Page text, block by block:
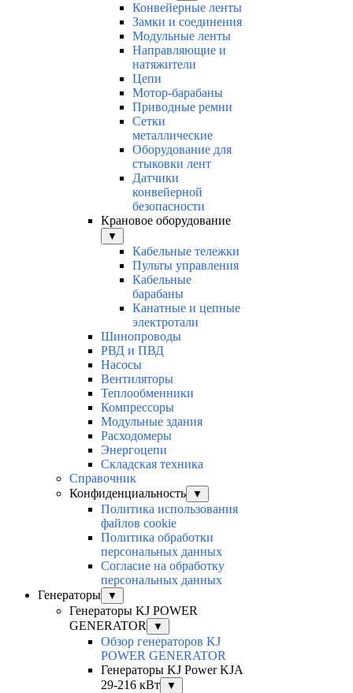
Конвейерные ленты
Замки и соединения
Модульные ленты
Направляющие и
натяжители
Цепи
Мотор-барабаны
Приводные ремни
Сетки
металлические
Оборудование для
стыковки лент
Датчики
конвейерной
безопасности
Крановое оборудование
▼
Кабельные тележки
Пульты управления
Кабельные
барабаны
Канатные и цепные
электротали
Шинопроводы
РВД и ПВД
Насосы
Вентиляторы
Теплообменники
Компрессоры
Модульные здания
Расходомеры
Энергоцепи
Складская техника
Справочник
Конфиденциальность
▼
Политика использования
файлов cookie
Политика обработки
персональных данных
Согласие на обработку
персональных данных
Генераторы
▼
Генераторы KJ POWER
GENERATOR
▼
Обзор генераторов KJ
POWER GENERATOR
Генераторы KJ Power KJA
29-216 кВт
▼